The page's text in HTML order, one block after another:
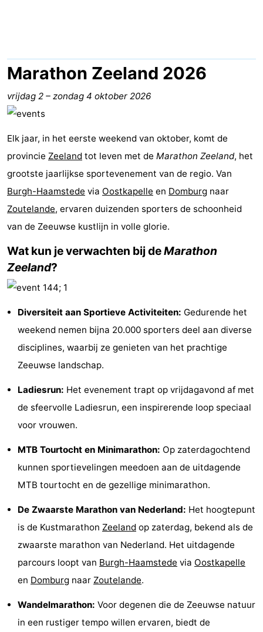
-
Buitenheem
-
De
Oase
Duinoord
Ginsterveld
-
Julianahoeve
-
Livingstone
-
Port
Greve
-
Port
-
Haamstede
Résidence
Hof
van
Schouwse
Valleien
Soeten
Blick
Zeeland
Village
Zeeuwse
Kust
Zonnedorp
Hof
Haamstede
Last
minutes
Strand
Bezienswaardigheden
Marathon Zeeland 2026
vrijdag 2 – zondag 4 oktober 2026
Elk jaar, in het eerste weekend van oktober, komt de
provincie Zeeland tot leven met de Marathon Zeeland, het
grootste jaarlijkse sportevenement van de regio. Van
Burgh-Haamstede via Oostkapelle en Domburg naar
Zoutelande, ervaren duizenden sporters de schoonheid
van de Zeeuwse kustlijn in volle glorie.
Wat kun je verwachten bij deMarathon
Zeeland?
Diversiteit aan Sportieve Activiteiten: Gedurende het
weekend nemen bijna 20.000 sporters deel aan diverse
disciplines, waarbij ze genieten van het prachtige
Zeeuwse landschap.
Ladiesrun: Het evenement trapt op vrijdagavond af met
de sfeervolle Ladiesrun, een inspirerende loop speciaal
voor vrouwen.
MTB Tourtocht en Minimarathon: Op zaterdagochtend
kunnen sportievelingen meedoen aan de uitdagende
MTB tourtocht en de gezellige minimarathon.
De Zwaarste Marathon van Nederland: Het hoogtepunt
is de Kustmarathon Zeeland op zaterdag, bekend als de
zwaarste marathon van Nederland. Het uitdagende
parcours loopt van Burgh-Haamstede via Oostkapelle
en Domburg naar Zoutelande.
Wandelmarathon: Voor degenen die de Zeeuwse natuur
in een rustiger tempo willen ervaren, biedt de